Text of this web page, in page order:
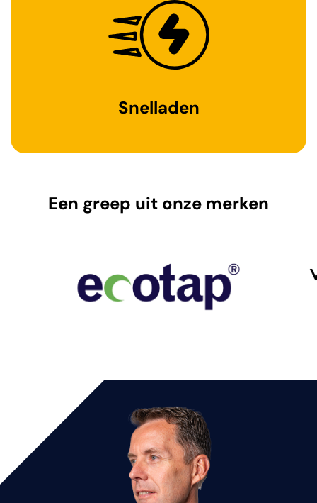
Snelladen
Een greep uit onze merken